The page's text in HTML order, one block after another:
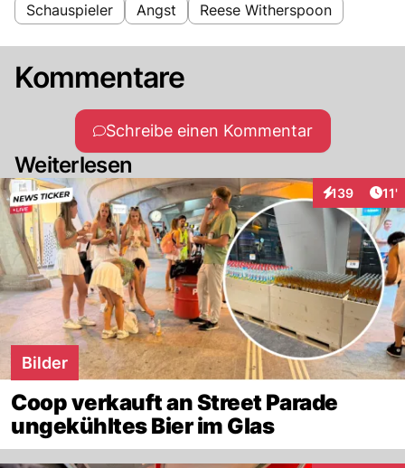
Schauspieler Angst Reese Witherspoon
Kommentare
Schreibe einen Kommentar
Weiterlesen
139
Interaktionen
11'
Bilder
Coop verkauft an Street Parade
ungekühltes Bier im Glas